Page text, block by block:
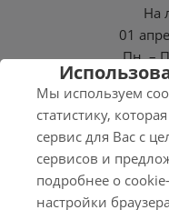
Мы используем
статистику,
сервис для Вас с
сервисов и
подробнее о
настройки
На
01
Пн. –